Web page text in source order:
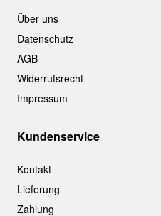
Über uns
Datenschutz
AGB
Widerrufsrecht
Impressum
Kundenservice
Kontakt
Lieferung
Zahlung